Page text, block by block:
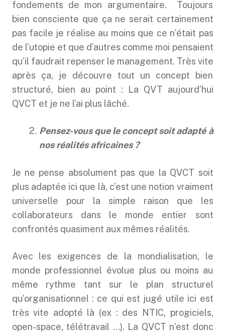
fondements de mon argumentaire. Toujours
bien consciente que ça ne serait certainement
pas facile je réalise au moins que ce n’était pas
de l’utopie et que d’autres comme moi pensaient
qu’il faudrait repenser le management. Très vite
après ça, je découvre tout un concept bien
structuré, bien au point : La QVT aujourd’hui
QVCT et je ne l’ai plus lâché.
Pensez-vous que le concept soit adapté à
nos réalités africaines ?
Je ne pense absolument pas que la QVCT soit
plus adaptée ici que là, c’est une notion vraiment
universelle pour la simple raison que les
collaborateurs dans le monde entier sont
confrontés quasiment aux mêmes réalités.
Avec les exigences de la mondialisation, le
monde professionnel évolue plus ou moins au
même rythme tant sur le plan structurel
qu’organisationnel : ce qui est jugé utile ici est
très vite adopté là (ex : des NTIC, progiciels,
open-space, télétravail …). La QVCT n’est donc